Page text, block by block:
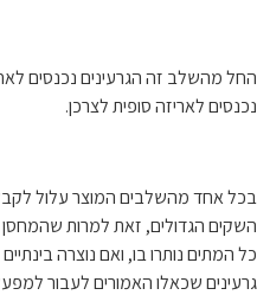
החל מהשלב זה הגרעינים נכנסים
נכנסים לאריזה סופית לצרכן.
בכל אחד מהשלבים המוצר עלול
השקים הגדולים, זאת למרות שהמחסן
כל המתים נותרו בו, ואם נוצרה
גרעינים שכאלו האמורים לעבור